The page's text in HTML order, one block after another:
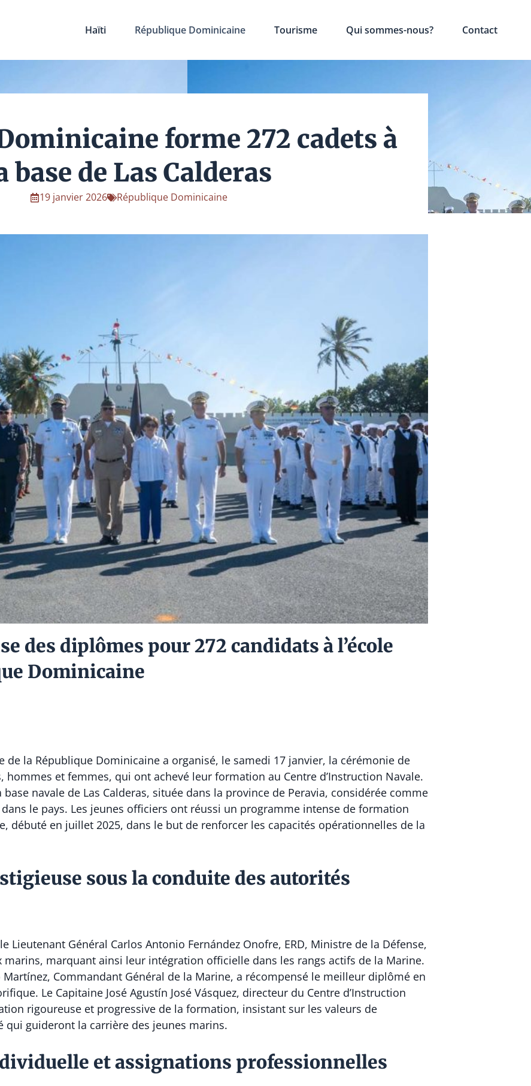
Haïti République Dominicaine Tourisme Qui sommes-nous? Contact
forme 272 cadets à
base de Las Calderas
19 janvier 2026 République Dominicaine
des diplômes pour 272 candidats à l’école
Dominicaine
de la République Dominicaine a organisé, le samedi 17 janvier, la cérémonie de
hommes et femmes, qui ont achevé leur formation au Centre d’Instruction Navale.
base navale de Las Calderas, située dans la province de Peravia, considérée comme
le pays. Les jeunes officiers ont réussi un programme intense de formation
débuté en juillet 2025, dans le but de renforcer les capacités opérationnelles de la
sous la conduite des autorités
Lieutenant Général Carlos Antonio Fernández Onofre, ERD, Ministre de la Défense,
marins, marquant ainsi leur intégration officielle dans les rangs actifs de la Marine.
Martínez, Commandant Général de la Marine, a récompensé le meilleur diplômé en
Le Capitaine José Agustín José Vásquez, directeur du Centre d’Instruction
rigoureuse et progressive de la formation, insistant sur les valeurs de
qui guideront la carrière des jeunes marins.
et assignations professionnelles